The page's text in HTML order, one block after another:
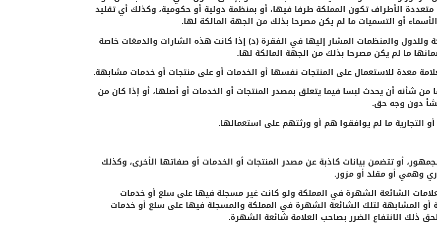
متعددة الأطراف تكون المملكة طرفا فيها، أو بمنظمة دولية أو حكومية، وكذلك أي تقليد
أو التسميات ما لم يكن مصرحا بذلك من الجهة المالكة لها.
وللدول والمنظمات المشار إليها في الفقرة (د) إذا كانت هذه الشارات والدمغات خاصة
ما لم يكن مصرحا بذلك من الجهة المالكة لها.
معدة للاستعمال على المنتجات نفسها أو الخدمات أو على منتجات أو خدمات مشابهة.
من شأنه أن يحدث لبسا فيما يتعلق بمصدر المنتجات أو الخدمات أو أصلها، أو إذا كان من
دون وجه حق.
التجارية ما لم يوافقوا هم أو ورثتهم على استعمالها.
أو تتضمن بيانات كاذبة عن مصدر المنتجات أو الخدمات أو صفاتها الأخرى، وكذلك
وهمي أو مقلد أو مزور.
الشائعة الشهرة في المملكة ولو كانت غير مسجلة فيها على سلع أو خدمات
أو المشابهة لتلك الشائعة الشهرة في المملكة والمسجلة فيها على سلع أو خدمات
الانتفاع الضرر بصاحب العلامة شائعة الشهرة.